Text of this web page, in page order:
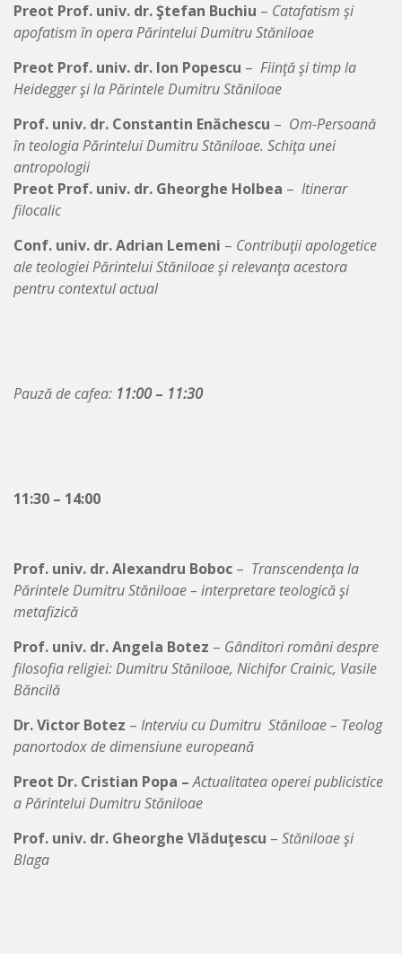
Preot Prof. univ. dr. Ştefan Buchiu – Catafatism şi
apofatism în opera Părintelui Dumitru Stăniloae
Preot Prof. univ. dr. Ion Popescu – Fiinţă şi timp la
Heidegger şi la Părintele Dumitru Stăniloae
Prof. univ. dr. Constantin Enăchescu – Om-Persoană
în teologia Părintelui Dumitru Stăniloae. Schiţa unei
antropologii
Preot Prof. univ. dr. Gheorghe Holbea – Itinerar
filocalic
Conf. univ. dr. Adrian Lemeni – Contribuţii apologetice
ale teologiei Părintelui Stăniloae şi relevanţa acestora
pentru contextul actual
Pauză de cafea: 11:00– 11:30
11:30 – 14:00
Prof. univ. dr. Alexandru Boboc – Transcendenţa la
Părintele Dumitru Stăniloae – interpretare teologică şi
metafizică
Prof. univ. dr. Angela Botez – Gânditori români despre
filosofia religiei: Dumitru Stăniloae, Nichifor Crainic, Vasile
Băncilă
Dr. Victor Botez – Interviu cu Dumitru Stăniloae – Teolog
panortodox de dimensiune europeană
Preot Dr. Cristian Popa –Actualitatea operei publicistice
a Părintelui Dumitru Stăniloae
Prof. univ. dr. Gheorghe Vlăduţescu – Stăniloae şi
Blaga